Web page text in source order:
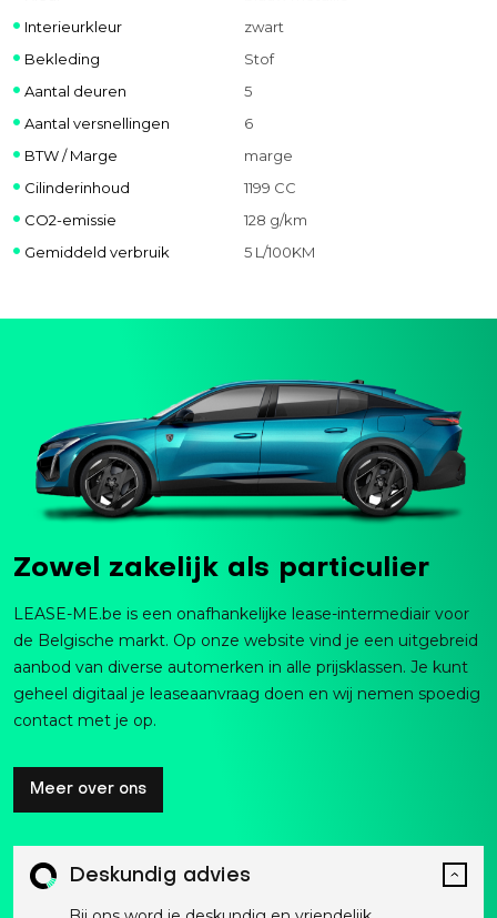
Interieurkleur
zwart
Bekleding
Stof
Aantal deuren
5
Aantal versnellingen
6
BTW / Marge
marge
Cilinderinhoud
1199 CC
CO2-emissie
128 g/km
Gemiddeld verbruik
5 L/100KM
Zowel zakelijk als particulier
LEASE-ME.be is een onafhankelijke lease-intermediair voor
de Belgische markt. Op onze website vind je een uitgebreid
aanbod van diverse automerken in alle prijsklassen. Je kunt
geheel digitaal je leaseaanvraag doen en wij nemen spoedig
contact met je op.
Meer over ons
Deskundig advies